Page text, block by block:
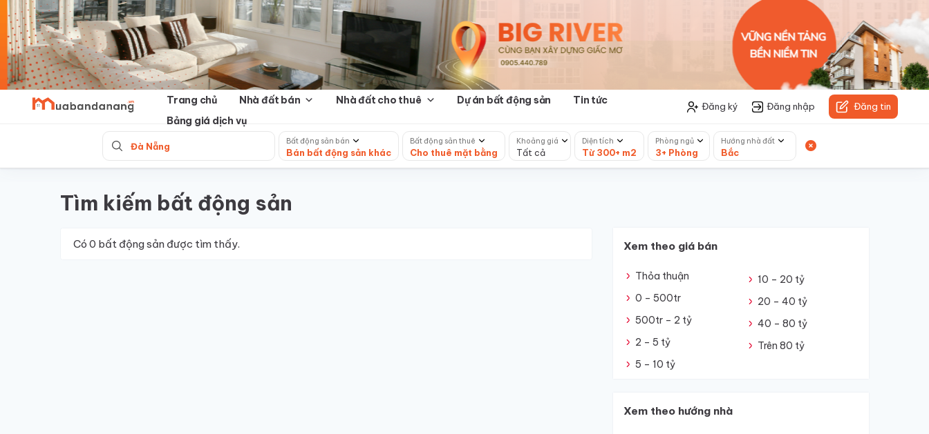
to
content
Trang chủ Nhà đất bán Nhà đất cho thuê Dự án bất động sản
Tin tức
Bảng giá dịch vụ
Đăng ký Đăng nhập Đăng tin
Đà Nẵng Bất động sản bán
Bán bất động sản khác
Bất động sản thuê
Cho thuê mặt bằng
Khoảng giá
Tất cả
Diện tích
Từ 300+ m2
Phòng ngủ
3+ Phòng
Hướng nhà đất
Bắc
Tìm kiếm bất động sản
Có 0 bất động sản được tìm thấy. Xem theo giá bán
Thỏa thuận
0 – 500tr
500tr – 2 tỷ
2 – 5 tỷ
5 – 10 tỷ
10 – 20 tỷ
20 – 40 tỷ
40 – 80 tỷ
Trên 80 tỷ
Xem theo hướng nhà